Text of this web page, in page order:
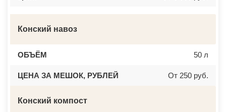
Конский навоз
ОБЪЁМ 50 л
ЦЕНА ЗА МЕШОК, РУБЛЕЙ От 250 руб.
Конский компост